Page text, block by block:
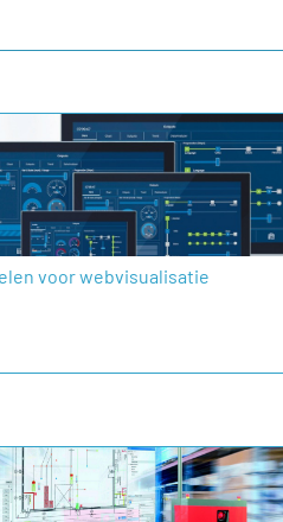
voor webvisualisatie